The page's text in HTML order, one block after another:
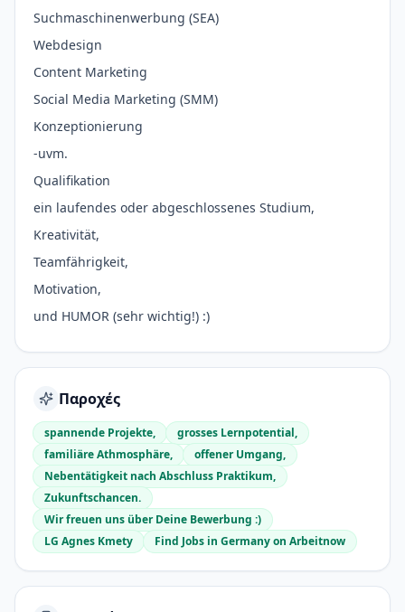
Suchmaschinenwerbung (SEA)
Webdesign
Content Marketing
Social Media Marketing (SMM)
Konzeptionierung
-uvm.
Qualifikation
ein laufendes oder abgeschlossenes Studium,
Kreativität,
Teamfährigkeit,
Motivation,
und HUMOR (sehr wichtig!) :)
Παροχές
spannende Projekte,
grosses Lernpotential,
familiäre Athmosphäre,
offener Umgang,
Nebentätigkeit nach Abschluss Praktikum,
Zukunftschancen.
Wir freuen uns über Deine Bewerbung :)
LG Agnes Kmety
Find Jobs in Germany on Arbeitnow